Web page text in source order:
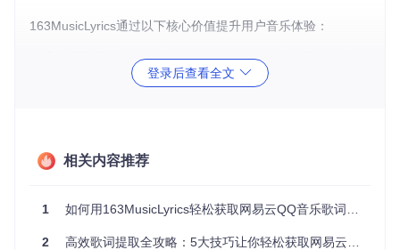
163MusicLyrics通过以下核心价值提升用户音乐体验：
：整合网易云音乐和QQ音乐两大平台资源，
确保歌词获取的全面性
高度自定义：支持多种输出格式和命名规则，满足个性化需
如何实现创新：核心功能解析
登录后查看全文
相关内容推荐
1 如何用163MusicLyrics轻松获取网易云QQ音乐歌词：从单首到批量的全攻略
2 高效歌词提取全攻略：5大技巧让你轻松获取网易云与QQ音乐歌词